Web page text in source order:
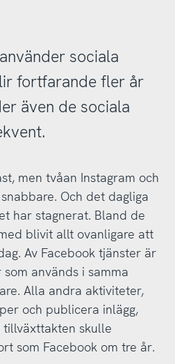
sociala
fortfarande fler år
även de sociala
men tvåan Instagram och
Och det dagliga
har stagnerat. Bland de
blivit allt ovanligare att
Av Facebook tjänster är
används i samma
Alla andra aktiviteter,
och publicera inlägg,
skulle
som Facebook om tre år.